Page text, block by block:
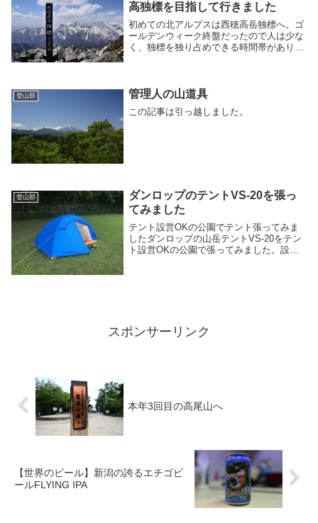
高独標を目指して行きました
初めての北アルプスは西穂高岳独標へ。ゴ
ールデンウィーク終盤だったので人は少な
く、独標を独り占めできる時間帯がありま
登山部 管理人の山道具
この記事は引っ越しました。
登山部
ダンロップのテントVS-20を張っ
てみました
テント設営OKの公園でテント張ってみま
したダンロップの山岳テントVS-20をテン
ト設営OKの公園で張ってみました。設営
スポンサーリンク
本年3回目の高尾山へ
【世界のビール】新潟の誇るエチゴビ
ールFLYING IPA